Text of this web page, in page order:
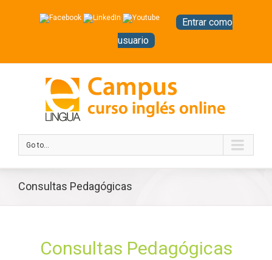
Entrar como
usuario
Go to...
Consultas Pedagógicas
Consultas Pedagógicas